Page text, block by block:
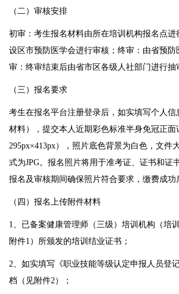
（二）审核安排
初审：考生报名材料由所在培训机构报名点进
设区市预防医学会进行审核；终审：由省预防
审：终审结束后由省市区各级人社部门进行抽
（三）报名要求
考生在报名平台注册登录后，如实填写个人
材料），提交本人近期彩色标准半身免冠正面
295px×413px），照片底色背景为白色，文件
式为JPG。报名照片将用于准考证、证书和证
报名及审核期间确保照片符合要求，缴费成功
（四）报名上传附件材料
1、已备案健康管理师（三级）培训机构（培
附件1）所颁发的培训结业证书；
2、如实填写《职业技能等级认定申报人员登
档（见附件2）；